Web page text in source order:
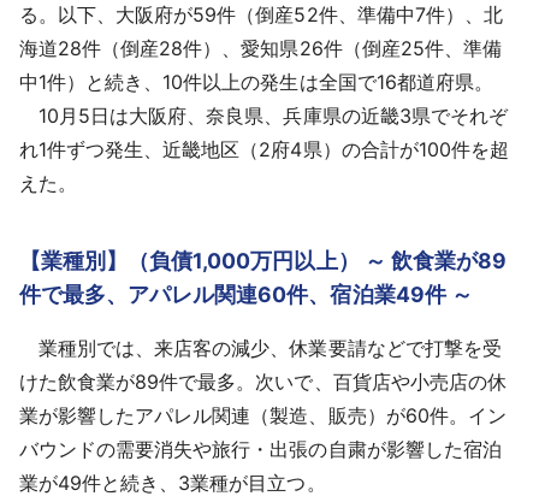
る。以下、大阪府が59件（倒産52件、準備中7件）、北
海道28件（倒産28件）、愛知県26件（倒産25件、準備
中1件）と続き、10件以上の発生は全国で16都道府県。
10月5日は大阪府、奈良県、兵庫県の近畿3県でそれぞ
れ1件ずつ発生、近畿地区（2府4県）の合計が100件を超
えた。
【業種別】（負債1,000万円以上） ～ 飲食業が89
件で最多、アパレル関連60件、宿泊業49件 ～
業種別では、来店客の減少、休業要請などで打撃を受
けた飲食業が89件で最多。次いで、百貨店や小売店の休
業が影響したアパレル関連（製造、販売）が60件。イン
バウンドの需要消失や旅行・出張の自粛が影響した宿泊
業が49件と続き、3業種が目立つ。